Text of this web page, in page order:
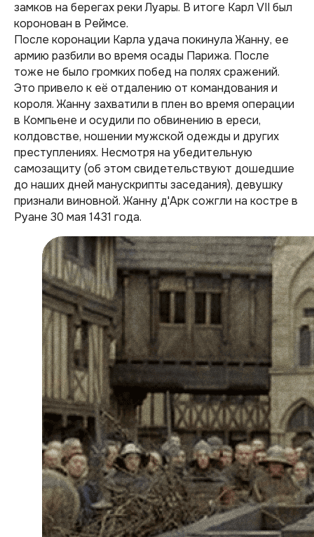
замков на берегах реки Луары. В итоге Карл VII был
коронован в Реймсе.
После коронации Карла удача покинула Жанну, ее
армию разбили во время осады Парижа. После
тоже не было громких побед на полях сражений.
Это привело к её отдалению от командования и
короля. Жанну захватили в плен во время операции
в Компьене и осудили по обвинению в ереси,
колдовстве, ношении мужской одежды и других
преступлениях. Несмотря на убедительную
самозащиту (об этом свидетельствуют дошедшие
до наших дней манускрипты заседания), девушку
признали виновной. Жанну д'Арк сожгли на костре в
Руане 30 мая 1431 года.